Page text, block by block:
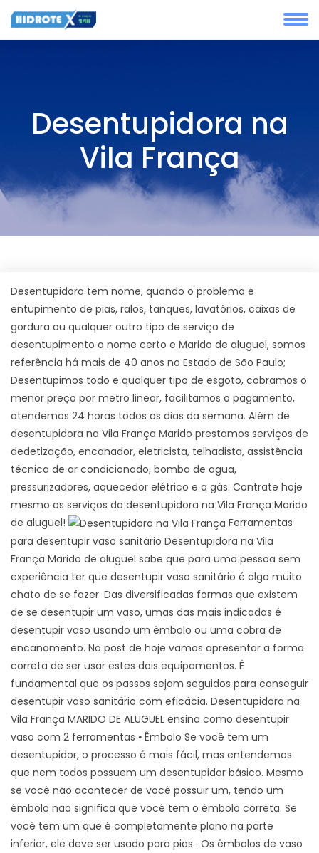
Desentupidora na
Vila França
Desentupidora tem nome, quando o problema e
entupimento de pias, ralos, tanques, lavatórios, caixas de
gordura ou qualquer outro tipo de serviço de
desentupimento o nome certo e Marido de aluguel, somos
referência há mais de 40 anos no Estado de São Paulo;
Desentupimos todo e qualquer tipo de esgoto, cobramos o
menor preço por metro linear, facilitamos o pagamento,
atendemos 24 horas todos os dias da semana. Além de
desentupidora na Vila França Marido prestamos serviços de
dedetização, encanador, eletricista, telhadista, assistência
técnica de ar condicionado, bomba de agua,
pressurizadores, aquecedor elétrico e a gás. Contrate hoje
mesmo os serviços da desentupidora na Vila França Marido
de aluguel!
Ferramentas
para desentupir vaso sanitário Desentupidora na Vila
França Marido de aluguel sabe que para uma pessoa sem
experiência ter que desentupir vaso sanitário é algo muito
chato de se fazer. Das diversificadas formas que existem
de se desentupir um vaso, umas das mais indicadas é
desentupir vaso usando um êmbolo ou uma cobra de
encanamento. No post de hoje vamos apresentar a forma
correta de ser usar estes dois equipamentos. É
fundamental que os passos sejam seguidos para conseguir
desentupir vaso sanitário com eficácia. Desentupidora na
Vila França MARIDO DE ALUGUEL ensina como desentupir
vaso com 2 ferramentas ⦁ Êmbolo Se você tem um
desentupidor, o processo é mais fácil, mas entendemos
que nem todos possuem um desentupidor básico. Mesmo
se você não acontecer de você possuir um, tendo um
êmbolo não significa que você tem o êmbolo correta. Se
você tem um que é completamente plano na parte
inferior, ele deve ser usado para pias . Os êmbolos de vaso